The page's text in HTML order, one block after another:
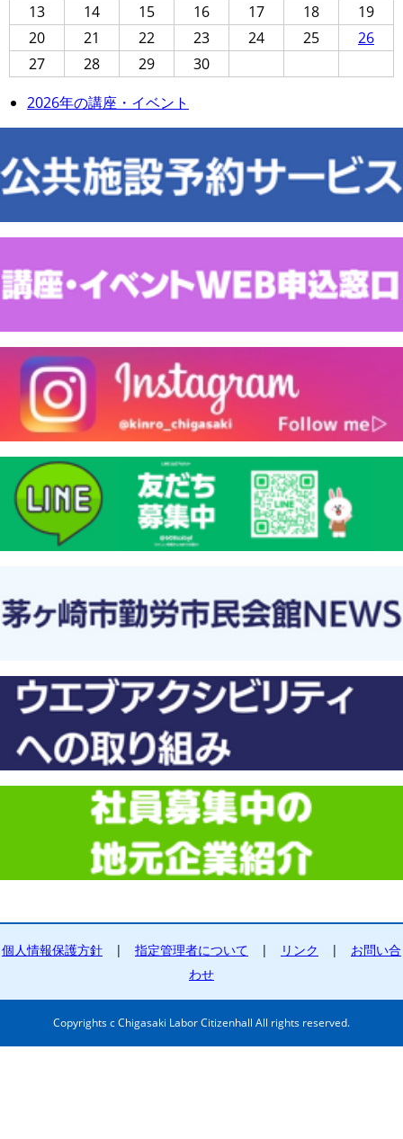
13
14 15 16 17 18
19
20
21 22 23 24 25
26
27
28 29
30
2026年の講座・イベント
個人情報保護方針 | 指定管理者について | リンク | お問い合
わせ
Copyrights c Chigasaki Labor Citizenhall All rights reserved.